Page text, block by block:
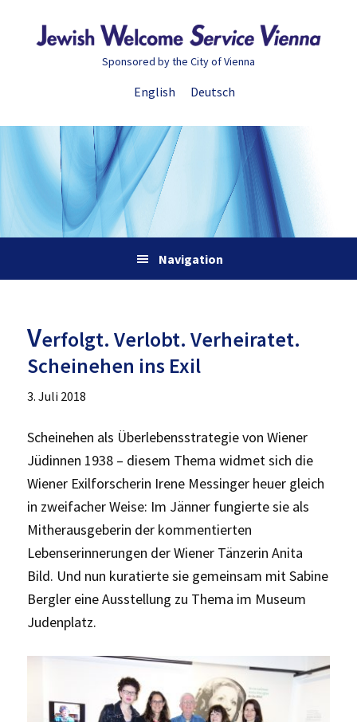
Hauptnavigation
Hauptsidebar
Fußzeile
Sponsored by the City of Vienna
English Deutsch
Navigation
Verfolgt. Verlobt. Verheiratet.
Scheinehen ins Exil
3. Juli 2018
Scheinehen als Überlebensstrategie von Wiener
Jüdinnen 1938 – diesem Thema widmet sich die
Wiener Exilforscherin Irene Messinger heuer gleich
in zweifacher Weise: Im Jänner fungierte sie als
Mitherausgeberin der kommentierten
Lebenserinnerungen der Wiener Tänzerin Anita
Bild. Und nun kuratierte sie gemeinsam mit Sabine
Bergler eine Ausstellung zu Thema im Museum
Judenplatz.